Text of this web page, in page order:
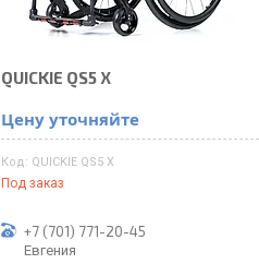
QUICKIE QS5 X
Цену уточняйте
QUICKIE QS5 X
Под заказ
+7 (701) 771-20-45
Евгения